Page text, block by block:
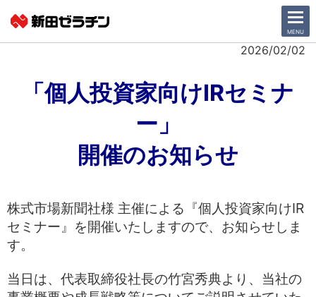
CLOSE
MENU
2026/02/02
「個人投資家向けIRセミナ
ー」
開催のお知らせ
株式市場新聞社様 主催による『個人投資家向けIR
セミナー』を開催いたしますので、お知らせしま
す。
当日は、代表取締役社長の竹宮秀典より、当社の
ニュース一覧
サステナビリティ
IR情報
日本語 English